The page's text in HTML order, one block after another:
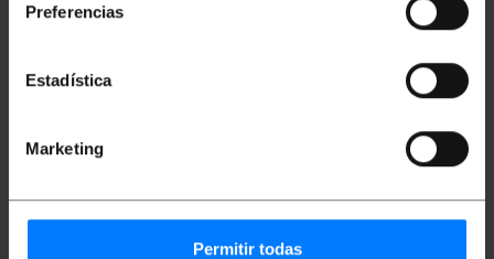
Preferencias
Estadística
Marketing
Permitir todas
3,87€
De 4 à 6 jours ouvrés
7,55 €
TL008